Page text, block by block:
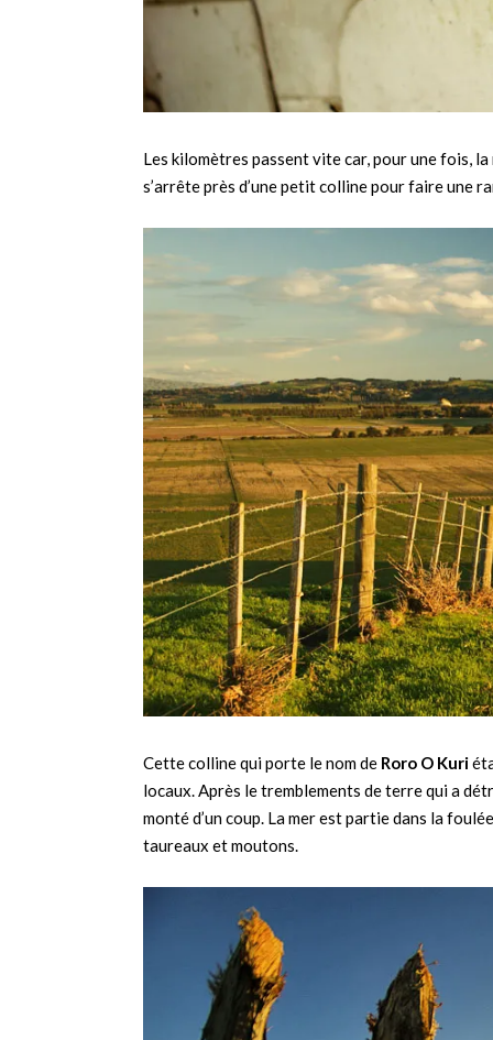
Les kilomètres passent vite car, pour une fois,
s’arrête près d’une petit colline pour faire une
Cette colline qui porte le nom de Roro O Kuri
locaux. Après le tremblements de terre qui a
monté d’un coup. La mer est partie dans la
taureaux et moutons.